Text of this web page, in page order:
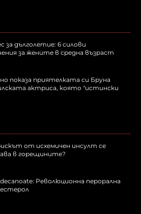
за дълголетие: 6 силови
за жените в средна възраст
показа приятелката си Бруна
актриса, която "истински
от исхемичен инсулт се
в горещините?
Революционна перорална